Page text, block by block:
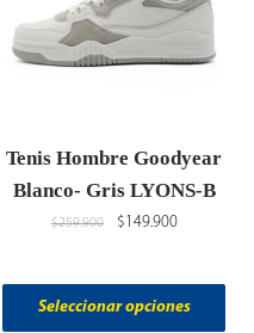
Tenis Hombre Goodyear
Blanco- Gris LYONS-B
$259.900 $149.900
Seleccionar opciones